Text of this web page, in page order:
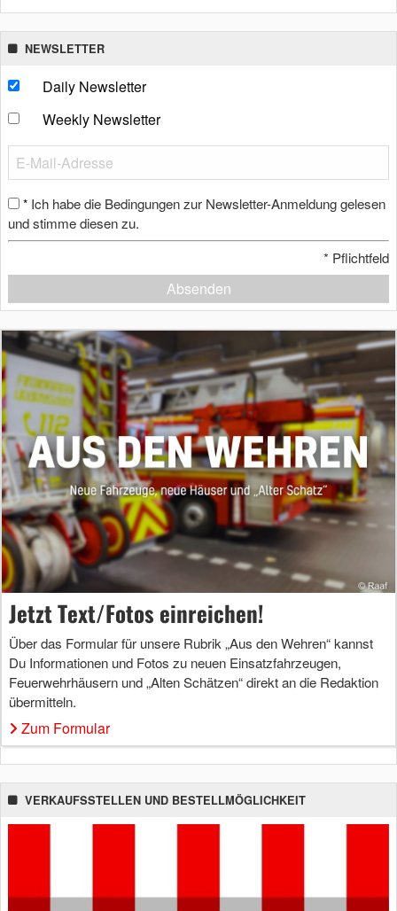
NEWSLETTER
Daily Newsletter
Weekly Newsletter
* Ich habe die Bedingungen zur Newsletter-Anmeldung gelesen
und stimme diesen zu.
* Pflichtfeld
Absenden
Jetzt Text/Fotos einreichen!
Über das Formular für unsere Rubrik „Aus den Wehren“ kannst
Du Informationen und Fotos zu neuen Einsatzfahrzeugen,
Feuerwehrhäusern und „Alten Schätzen“ direkt an die Redaktion
übermitteln.
Zum Formular
VERKAUFSSTELLEN UND BESTELLMÖGLICHKEIT